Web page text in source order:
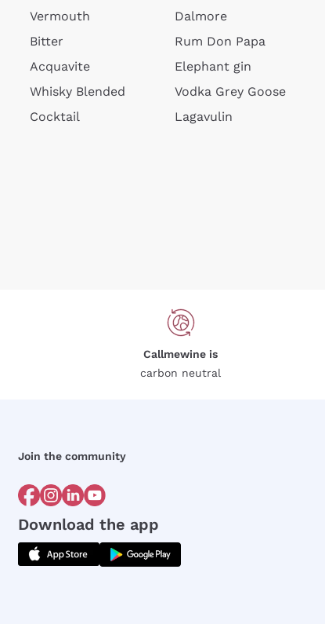
Vermouth
Bitter
Acquavite
Whisky Blended
Cocktail
Dalmore
Rum Don Papa
Elephant gin
Vodka Grey Goose
Lagavulin
Callmewine is
carbon neutral
Join the community
Download the app